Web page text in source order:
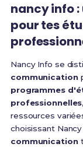
nancy info
pour tes
Nancy Info se
communication
programmes
professionnelles
ressources
choisissant
communication